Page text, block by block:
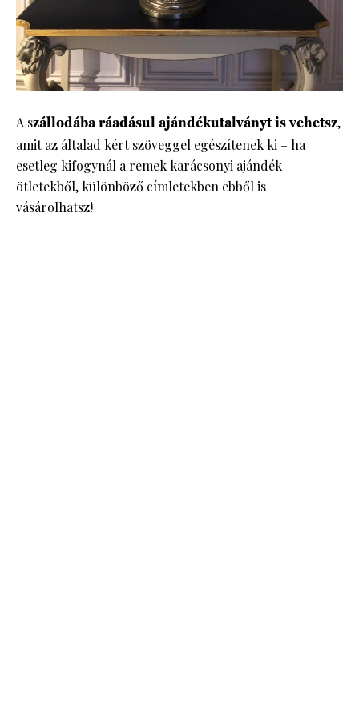
A szállodába ráadásul ajándékutalványt is vehetsz,
amit az általad kért szöveggel egészítenek ki – ha
esetleg kifogynál a remek karácsonyi ajándék
ötletekből, különböző címletekben ebből is
vásárolhatsz!